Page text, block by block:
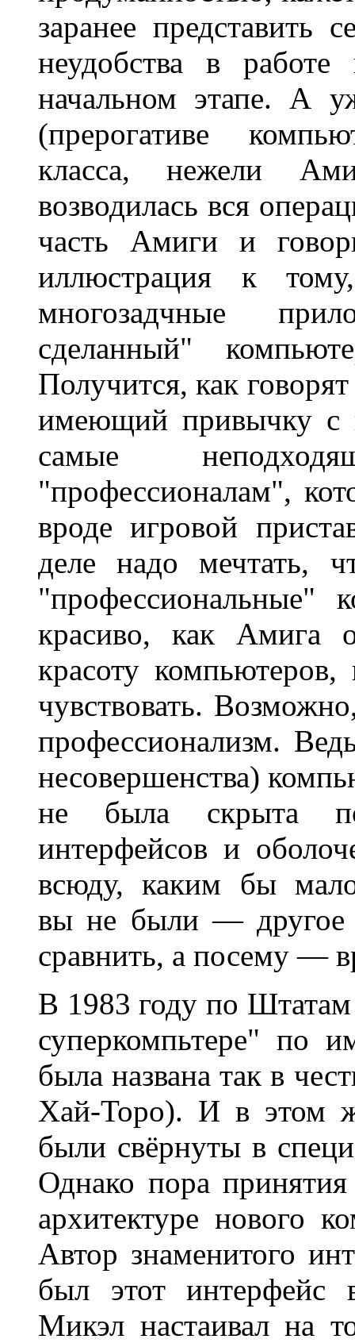
заранее представить
неудобства в
начальном этапе. А
(прерогативе
класса, нежели
возводилась вся
часть Амиги и
иллюстрация к
многозадчные
сделанный"
Получится, как
имеющий привычку с
самые
"профессионалам",
вроде игровой
деле надо мечтать,
"профессиональные"
красиво, как Амига
красоту
чувствовать.
профессионализм.
несовершенства)
не была скрыта
интерфейсов и
всюду, каким бы
вы не были — другое
сравнить, а посему —
В 1983 году по
суперкомпьтере" по
была названа так в
Хай-Торо). И в этом
были свёрнуты в
Однако пора
архитектуре нового
Автор знаменитого
был этот
Микэл настаивал на